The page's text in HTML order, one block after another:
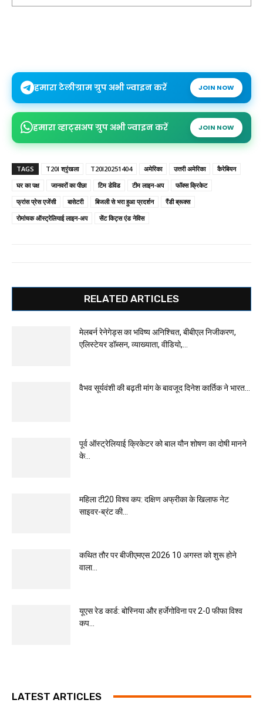
हमारा टेलीग्राम ग्रुप अभी ज्वाइन करें JOIN NOW
हमारा व्हाट्सअप ग्रुप अभी ज्वाइन करें JOIN NOW
TAGS T20I श्रृंखला T20I20251404 अमेरिका उत्तरी अमेरिका
कैरेबियन
घर का पक्ष
जानवरों का पीछा टिम डेविड टीम लाइन-अप
फॉक्स क्रिकेट
फ्रांस प्रेस एजेंसी
बासेटरी बिजली से भरा हुआ प्रदर्शन
रैंडी ब्रूक्स
रोमांचक ऑस्ट्रेलियाई लाइन-अप
सेंट किट्स एंड नेविस
RELATED ARTICLES
मेलबर्न रेनेगेड्स का भविष्य अनिश्चित, बीबीएल निजीकरण,
एलिस्टेयर डॉब्सन, व्याख्याता, वीडियो,...
वैभव सूर्यवंशी की बढ़ती मांग के बावजूद दिनेश कार्तिक ने भारत...
पूर्व ऑस्ट्रेलियाई क्रिकेटर को बाल यौन शोषण का दोषी मानने
के...
महिला टी20 विश्व कप: दक्षिण अफ्रीका के खिलाफ नेट
साइवर-ब्रंट की...
कथित तौर पर बीजीएमएस 2026 10 अगस्त को शुरू होने
वाला...
यूएस रेड कार्ड: बोस्निया और हर्जेगोविना पर 2-0 फीफा विश्व
कप...
LATEST ARTICLES